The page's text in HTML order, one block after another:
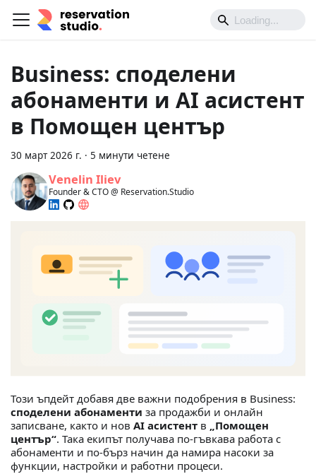
Business: споделени
абонаменти и AI асистент
в Помощен център
30 март 2026 г. · 5 минути четене
Venelin Iliev
Founder & CTO @ Reservation.Studio
Този ъпдейт добавя две важни подобрения в Business:
споделени абонаменти за продажби и онлайн
записване, както и нов AI асистент в „Помощен
център“. Така екипът получава по-гъвкава работа с
абонаменти и по-бърз начин да намира насоки за
функции, настройки и работни процеси.